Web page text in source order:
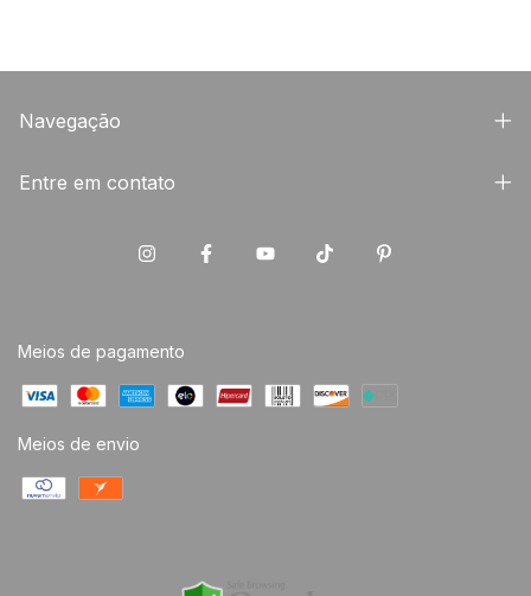
Navegação
Entre em contato
Meios de pagamento
Meios de envio